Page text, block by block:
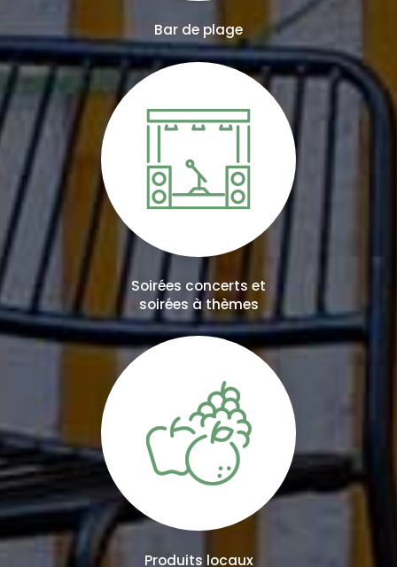
Bar de plage
Soirées concerts et
soirées à thèmes
Produits locaux